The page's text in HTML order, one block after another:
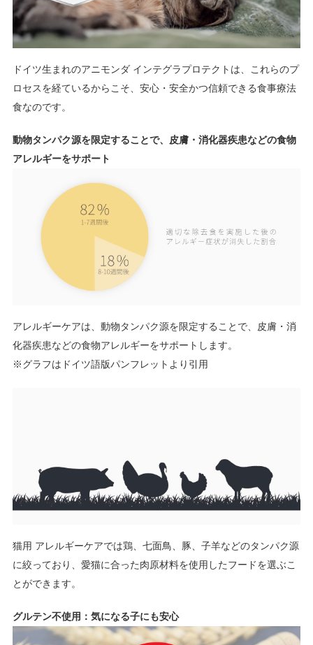
ドイツ生まれのアニモンダ インテグラプロテクトは、これらのプ
ロセスを経ているからこそ、安心・安全かつ信頼できる食事療法
食なのです。
動物タンパク源を限定することで、皮膚・消化器疾患などの食物
アレルギーをサポート
アレルギーケアは、動物タンパク源を限定することで、皮膚・消
化器疾患などの食物アレルギーをサポートします。
※グラフはドイツ語版パンフレットより引用
猫用 アレルギーケアでは鶏、七面鳥、豚、子羊などのタンパク源
に絞っており、愛猫に合った肉原材料を使用したフードを選ぶこ
とができます。
グルテン不使用：気になる子にも安心